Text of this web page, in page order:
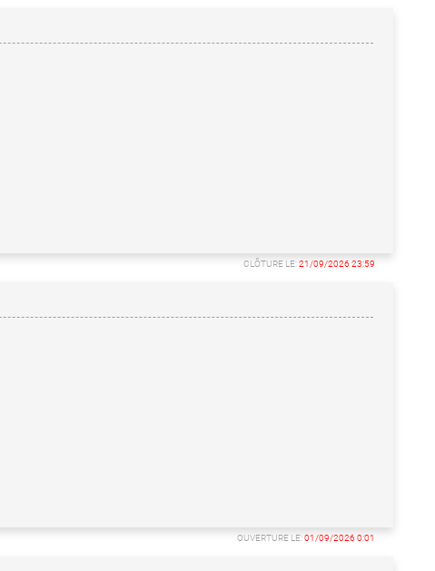
CLÔTURE LE:21/09/2026 23:59
OUVERTURE LE:01/09/2026 0:01